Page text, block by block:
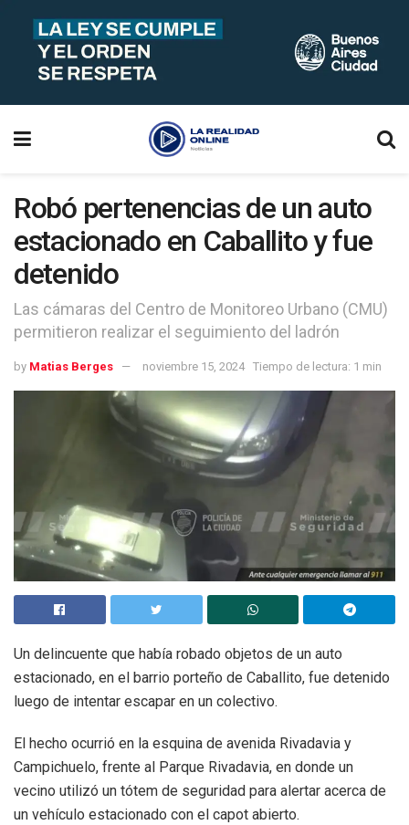
Robó pertenencias de un auto
estacionado en Caballito y fue
detenido
Las cámaras del Centro de Monitoreo Urbano (CMU)
permitieron realizar el seguimiento del ladrón
by Matias Berges noviembre 15, 2024 Tiempo de lectura: 1 min
Un delincuente que había robado objetos de un auto
estacionado, en el barrio porteño de Caballito, fue detenido
luego de intentar escapar en un colectivo.
El hecho ocurrió en la esquina de avenida Rivadavia y
Campichuelo, frente al Parque Rivadavia, en donde un
vecino utilizó un tótem de seguridad para alertar acerca de
un vehículo estacionado con el capot abierto.